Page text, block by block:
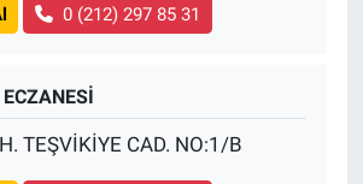
0 (212) 297 85 31
TEŞVİKİYE CAD. NO:1/B